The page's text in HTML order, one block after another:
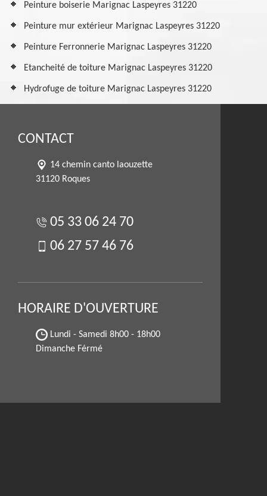
Peinture boiserie Marignac Laspeyres 31220
Peinture mur extérieur Marignac Laspeyres 31220
Peinture Ferronnerie Marignac Laspeyres 31220
Etancheité de toiture Marignac Laspeyres 31220
Hydrofuge de toiture Marignac Laspeyres 31220
CONTACT
14 chemin canto laouzette
31120 Roques
05 33 06 24 70
06 27 57 46 76
HORAIRE D'OUVERTURE
Lundi - Samedi 8h00 - 18h00
Dimanche Férmé